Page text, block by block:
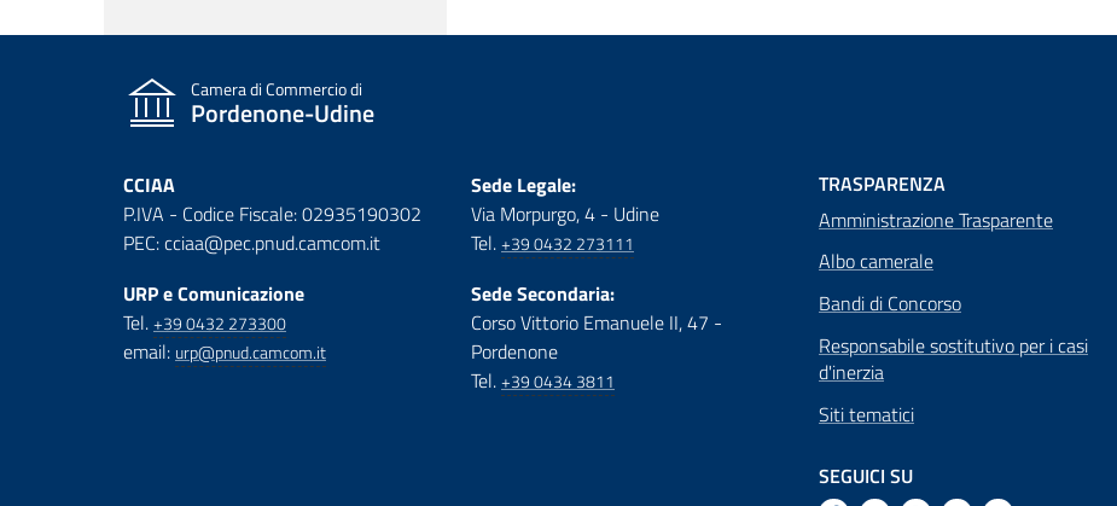
Camera di Commercio di
Pordenone-Udine
CCIAA
P.IVA - Codice Fiscale: 02935190302
PEC: cciaa@pec.pnud.camcom.it
URP e Comunicazione
Tel.+39 0432 273300
email: urp@pnud.camcom.it
Sede Legale:
Via Morpurgo, 4 - Udine
Tel.+39 0432 273111
Sede Secondaria:
Corso Vittorio Emanuele II, 47 -
Pordenone
Tel.+39 0434 3811
TRASPARENZA
Amministrazione Trasparente
Albo camerale
Bandi di Concorso
Responsabile sostitutivo per i casi
d'inerzia
Siti tematici
SEGUICI SU